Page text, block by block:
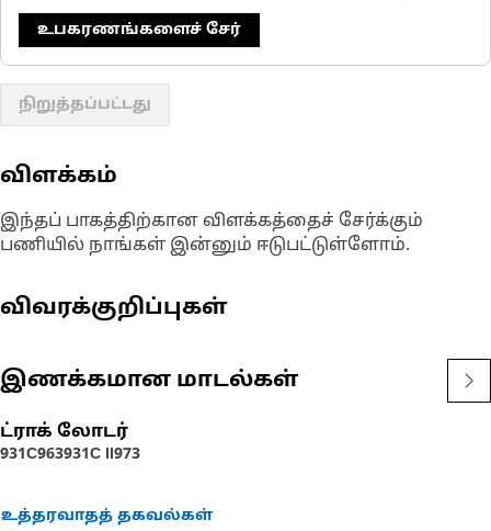
உபகரணங்களைச் சேர்
நிறுத்தப்பட்டது
விளக்கம்
இந்தப் பாகத்திற்கான விளக்கத்தைச் சேர்க்கும்
பணியில் நாங்கள் இன்னும் ஈடுபட்டுள்ளோம்.
விவரக்குறிப்புகள்
இணக்கமான மாடல்கள்
ட்ராக் லோடர்
931C963931C II973
உத்தரவாதத் தகவல்கள்